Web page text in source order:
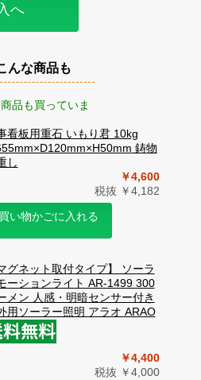
へ
んな商品も
品も買っていま
看板用重石 いもり君 10kg
鋳物
し
￥4,600
税抜 ￥4,182
買い物かごに入れる
グネット取付タイプ】 ソーラ
ーションライト AR-1499 300
メン 人感・明暗センサー付き
用ソーラー照明 アラオ ARAO
￥4,400
税抜 ￥4,000